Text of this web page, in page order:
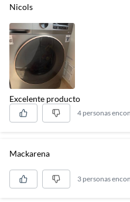
Nicols
Excelente producto
4 personas
Mackarena
3 personas